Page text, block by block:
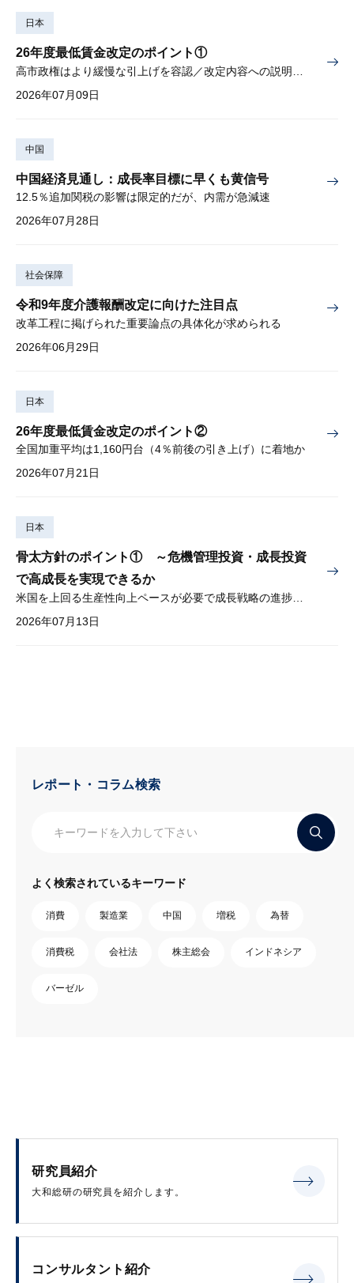
日本
26年度最低賃金改定のポイント①
2026年07月09日
中国
中国経済見通し：成長率目標に早くも黄信号
12.5％追加関税の影響は限定的だが、内需が急減速
2026年07月28日
社会保障
令和9年度介護報酬改定に向けた注目点
改革工程に掲げられた重要論点の具体化が求められる
2026年06月29日
日本
26年度最低賃金改定のポイント②
全国加重平均は1,160円台（4％前後の引き上げ）に着地か
2026年07月21日
日本
骨太方針のポイント① ～危機管理投資・成長投資
で高成長を実現できるか
2026年07月13日
レポート・コラム検索
よく検索されているキーワード
消費 製造業 中国 増税 為替
消費税 会社法 株主総会 インドネシア
バーゼル
研究員紹介
大和総研の研究員を紹介します。
コンサルタント紹介